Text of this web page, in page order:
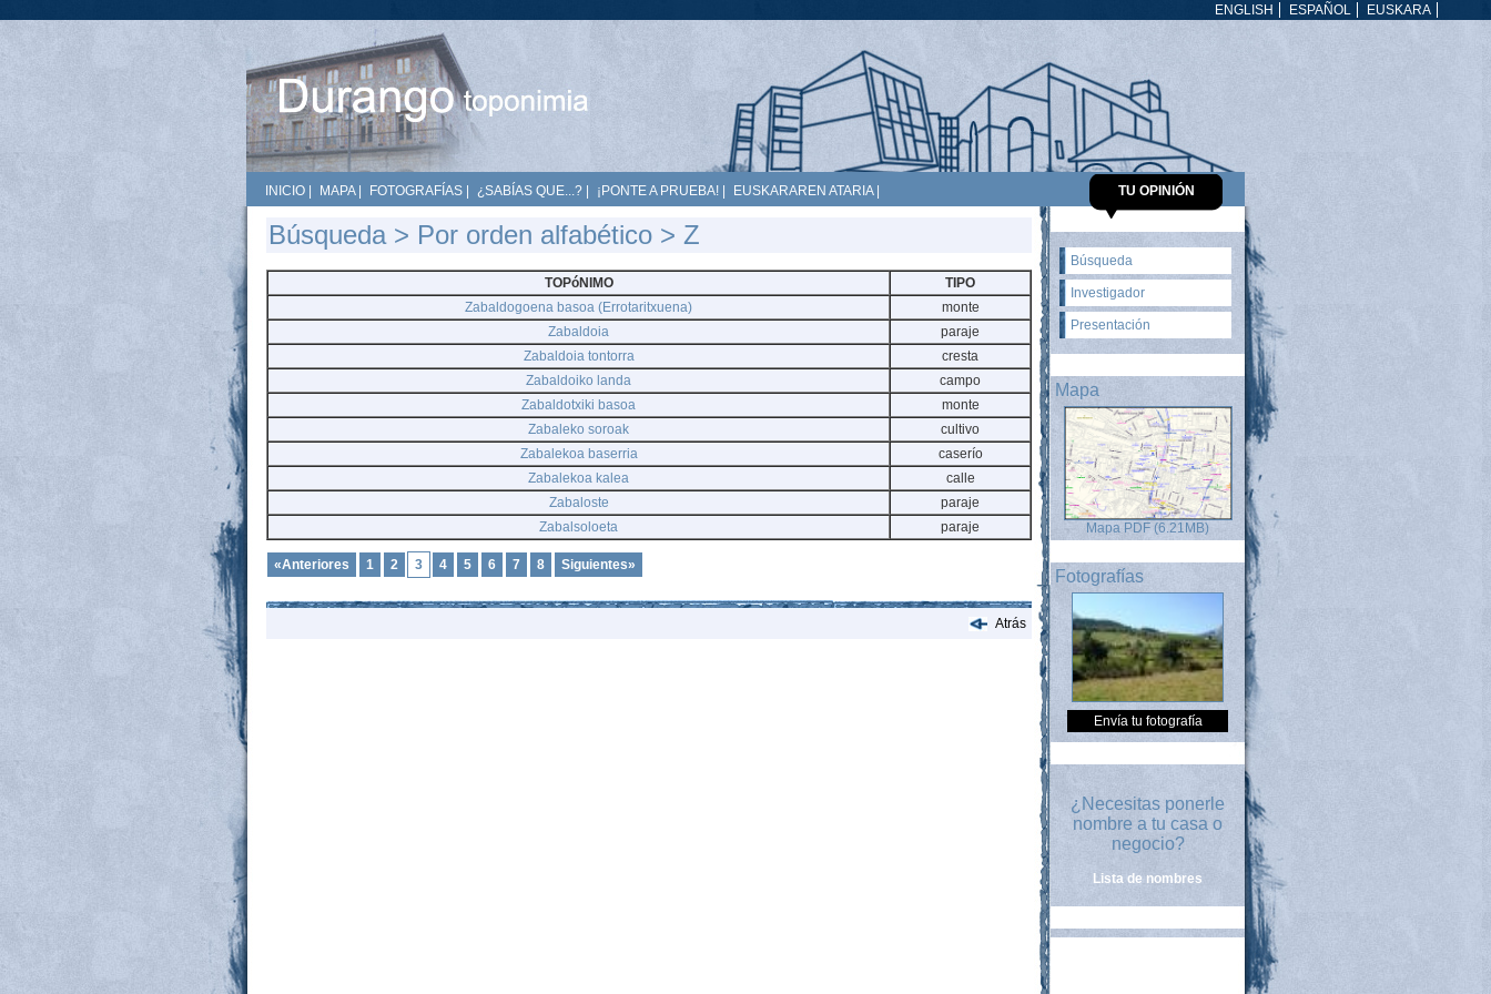
EUSKARA
ESPAÑOL
ENGLISH
INICIO MAPA| FOTOGRAFÍAS ¿SABÍAS QUE...? ¡PONTE A PRUEBA! EUSKARAREN ATARIA| TU OPINIÓN
Búsqueda> Por orden alfabético > Z
TOPóNIMO
TIPO
Zabaldogoena basoa (Errotaritxuena)
monte
Zabaldoia
paraje
Zabaldoia tontorra
cresta
Zabaldoiko landa
campo
Zabaldotxiki basoa
monte
Zabaleko soroak
cultivo
Zabalekoa baserria
caserío
Zabalekoa kalea
calle
Zabaloste
paraje
Zabalsoloeta
paraje
«Anteriores 1 2 3 4 5 6 7 8 Siguientes»
Atrás
Búsqueda
Investigador
Presentación
Mapa
Mapa PDF (6.21MB)
Fotografías
Envía tu fotografía
¿Necesitas ponerle
nombre a tu casa o
negocio?
Lista de nombres